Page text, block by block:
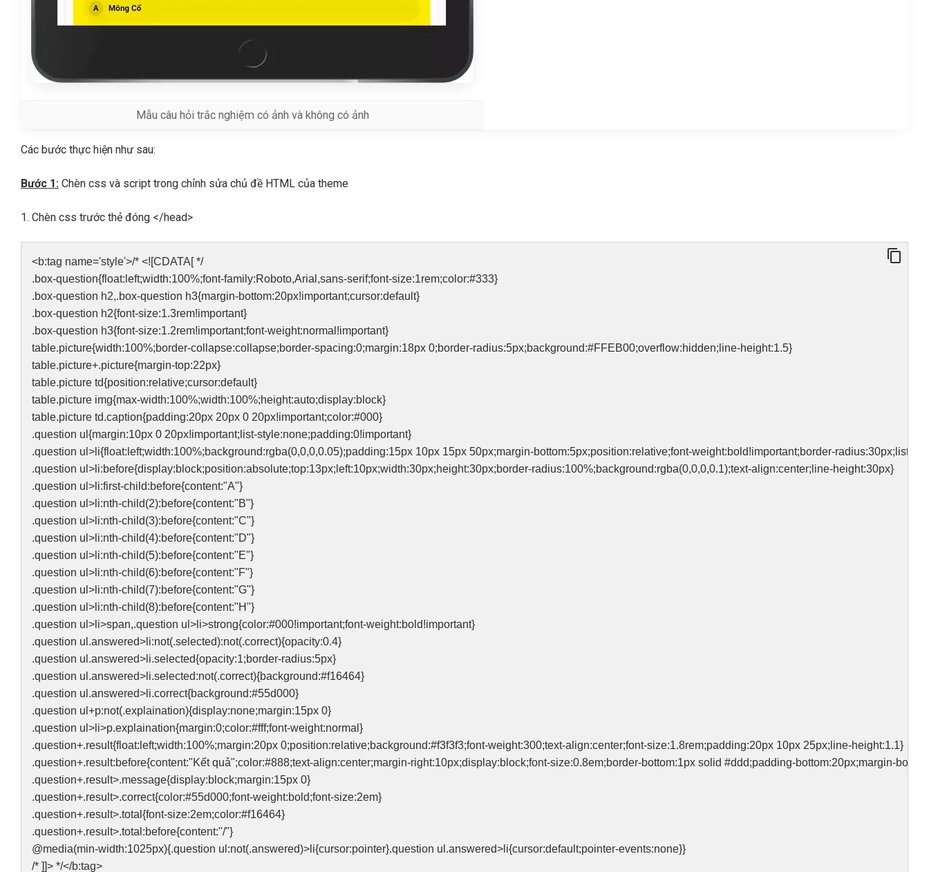
Mẫu câu hỏi trắc nghiệm có ảnh và không có ảnh
Các bước thực hiện như sau:
Bước 1: Chèn css và script trong chỉnh sửa chủ đề HTML của theme
1. Chèn css trước thẻ đóng </head>
<b:tag name='style'>/* <![CDATA[ */
.box-question{float:left;width:100%;font-family:Roboto,Arial,sans-serif;font-size:1rem;color:#333}
.box-question h2,.box-question h3{margin-bottom:20px!important;cursor:default}
.box-question h2{font-size:1.3rem!important}
.box-question h3{font-size:1.2rem!important;font-weight:normal!important}
table.picture{width:100%;border-collapse:collapse;border-spacing:0;margin:18px 0;border-radius:5px;background:#FFEB00;overflow:hidden;line-height:1.5}
table.picture+.picture{margin-top:22px}
table.picture td{position:relative;cursor:default}
table.picture img{max-width:100%;width:100%;height:auto;display:block}
table.picture td.caption{padding:20px 20px 0 20px!important;color:#000}
.question ul{margin:10px 0 20px!important;list-style:none;padding:0!important}
.question ul>li{float:left;width:100%;background:rgba(0,0,0,0.05);padding:15px 10px 15px 50px;margin-bottom:5px;position:relative;font-weight:bold!important;border-radius:30px;list-
.question ul>li:before{display:block;position:absolute;top:13px;left:10px;width:30px;height:30px;border-radius:100%;background:rgba(0,0,0,0.1);text-align:center;line-height:30px}
.question ul>li:first-child:before{content:"A"}
.question ul>li:nth-child(2):before{content:"B"}
.question ul>li:nth-child(3):before{content:"C"}
.question ul>li:nth-child(4):before{content:"D"}
.question ul>li:nth-child(5):before{content:"E"}
.question ul>li:nth-child(6):before{content:"F"}
.question ul>li:nth-child(7):before{content:"G"}
.question ul>li:nth-child(8):before{content:"H"}
.question ul>li>span,.question ul>li>strong{color:#000!important;font-weight:bold!important}
.question ul.answered>li:not(.selected):not(.correct){opacity:0.4}
.question ul.answered>li.selected{opacity:1;border-radius:5px}
.question ul.answered>li.selected:not(.correct){background:#f16464}
.question ul.answered>li.correct{background:#55d000}
.question ul+p:not(.explaination){display:none;margin:15px 0}
.question ul>li>p.explaination{margin:0;color:#fff;font-weight:normal}
.question+.result{float:left;width:100%;margin:20px 0;position:relative;background:#f3f3f3;font-weight:300;text-align:center;font-size:1.8rem;padding:20px 10px 25px;line-height:1.1}
.question+.result:before{content:"Kết quả";color:#888;text-align:center;margin-right:10px;display:block;font-size:0.8em;border-bottom:1px solid #ddd;padding-bottom:20px;margin-
.question+.result>.message{display:block;margin:15px 0}
.question+.result>.correct{color:#55d000;font-weight:bold;font-size:2em}
.question+.result>.total{font-size:2em;color:#f16464}
.question+.result>.total:before{content:"/"}
@media(min-width:1025px){.question ul:not(.answered)>li{cursor:pointer}.question ul.answered>li{cursor:default;pointer-events:none}}
/* ]]> */</b:tag>